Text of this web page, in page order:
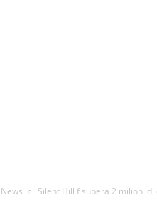
News Silent Hill f supera 2 milioni